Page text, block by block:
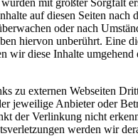
auf diesen Seiten
oder nach
hiervon unberührt. Eine
wir diese Inhalte umgehend
zu externen Webseiten
jeweilige Anbieter oder
der Verlinkung nicht
werden wir